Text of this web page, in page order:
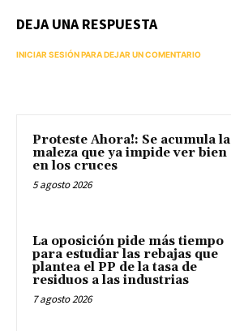
DEJA UNA RESPUESTA
INICIAR SESIÓN PARA DEJAR UN COMENTARIO
Proteste Ahora!: Se acumula la
maleza que ya impide ver bien
en los cruces
5 agosto 2026
La oposición pide más tiempo
para estudiar las rebajas que
plantea el PP de la tasa de
residuos a las industrias
7 agosto 2026